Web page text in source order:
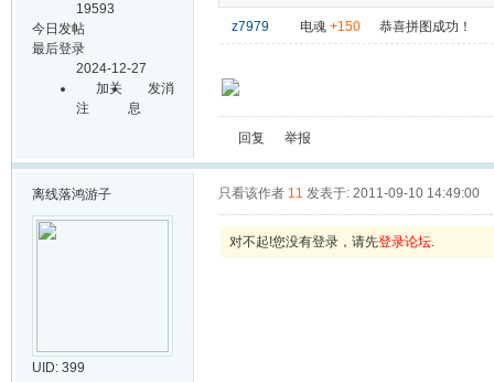
19593
今日发帖
最后登录
2024-12-27
加关
注
发消
息
z7979 电魂 +150 恭喜拼图成功！
回复 举报
离线落鸿游子
UID: 399
只看该作者 11 发表于: 2011-09-10 14:49:00
对不起!您没有登录，请先登录论坛.